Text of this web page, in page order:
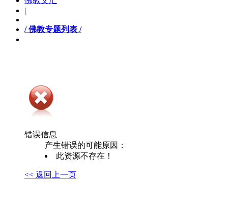
|
/ 佛教专题列表 /
错误信息
产生错误的可能原因：
此资源不存在！
<< 返回上一页